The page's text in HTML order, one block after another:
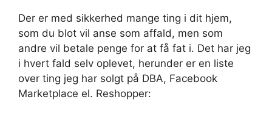
Der er med sikkerhed mange ting i dit hjem,
som du blot vil anse som affald, men som
andre vil betale penge for at få fat i. Det har jeg
i hvert fald selv oplevet, herunder er en liste
over ting jeg har solgt på DBA, Facebook
Marketplace el. Reshopper: